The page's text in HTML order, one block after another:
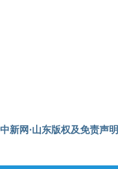
中新网·山东版权及免责声明